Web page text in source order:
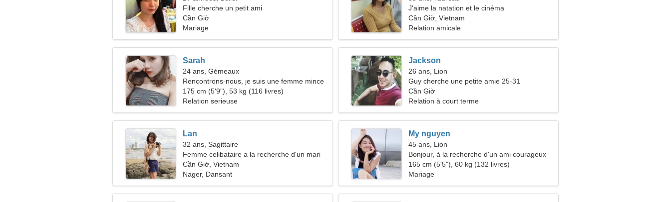
Fille cherche un petit ami
Cần Giờ
Mariage
J'aime la natation et le cinéma
Cần Giờ, Vietnam
Relation amicale
Sarah
24 ans, Gémeaux
Rencontrons-nous, je suis une femme mince
175 cm (5'9"), 53 kg (116 livres)
Relation serieuse
Jackson
26 ans, Lion
Guy cherche une petite amie 25-31
Cần Giờ
Relation à court terme
Lan
32 ans, Sagittaire
Femme celibataire a la recherche d'un mari
Cần Giờ, Vietnam
Nager, Dansant
My nguyen
45 ans, Lion
Bonjour, à la recherche d'un ami courageux
165 cm (5'5"), 60 kg (132 livres)
Mariage